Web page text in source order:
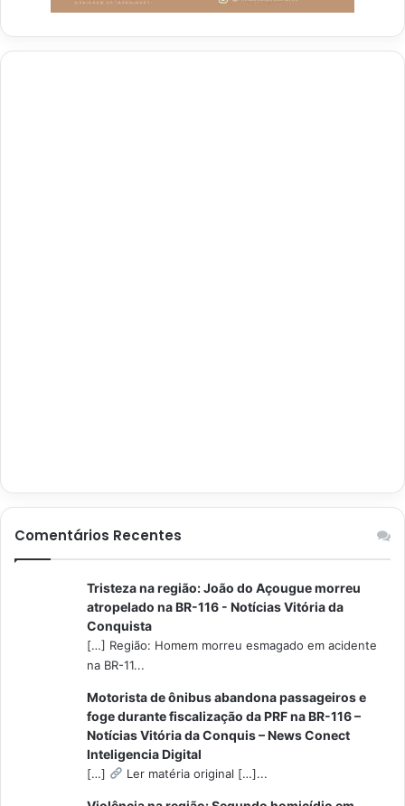
Comentários Recentes
Tristeza na região: João do Açougue morreu
atropelado na BR-116 - Notícias Vitória da
Conquista
[…] Região: Homem morreu esmagado em acidente
na BR-11...
Motorista de ônibus abandona passageiros e
foge durante fiscalização da PRF na BR-116 –
Notícias Vitória da Conquis – News Conect
Inteligencia Digital
[…] Ler matéria original […]...